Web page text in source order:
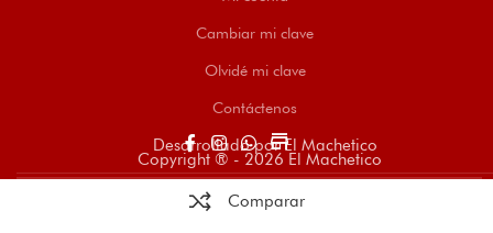
Cambiar mi clave
Olvidé mi clave
Contáctenos
store
Desarrollado por El Machetico
Copyright ® - 2026 El Machetico
Comparar